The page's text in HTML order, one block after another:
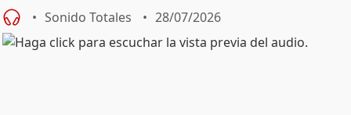
Sonido Totales 28/07/2026